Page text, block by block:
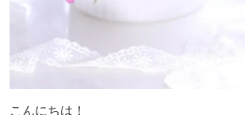
こんにちは！